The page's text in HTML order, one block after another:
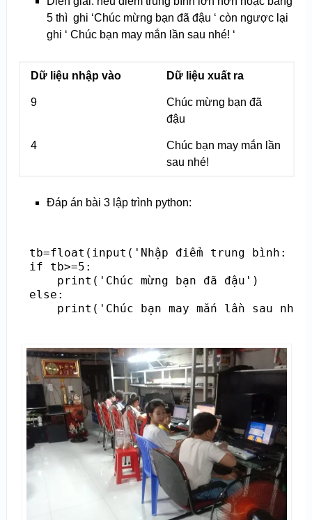
5 thì ghi ‘Chúc mừng bạn đã đậu ‘ còn ngược lại
ghi ‘ Chúc bạn may mắn lần sau nhé! ‘
Dữ liệu nhập vào Dữ liệu xuất ra
9
Chúc mừng bạn đã
đậu
4
Chúc bạn may mắn lần
sau nhé!
Đáp án bài 3 lập trình python:
tb=float(input('Nhập điểm trung bình:
if tb>=5:
    print('Chúc mừng bạn đã đậu')
else:
print('Chúc bạn may mắn lần sau